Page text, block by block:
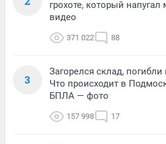
грохоте, который
видео
371 022 88
3
Загорелся склад,
Что происходит в
БПЛА — фото
157 998 17